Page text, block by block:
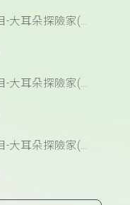
111年金鐘獎入圍節目-大耳朵探險家(兒童節目&主持人獎)
111年金鐘獎入圍節目-大耳朵探險家(兒童節目&主持人獎)
111年金鐘獎入圍節目-大耳朵探險家(兒童節目&主持人獎)